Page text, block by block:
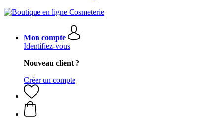
Mon compte
Identifiez-vous
Nouveau client ?
Créer un compte